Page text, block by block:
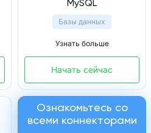
MySQL
Базы данных
Узнать больше
Начать сейчас
Ознакомьтесь со
всеми коннекторами